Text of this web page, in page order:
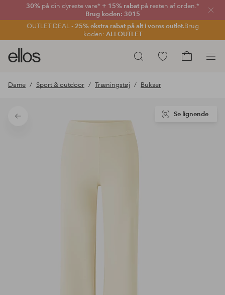
30% på din dyreste vare* + 15% rabatpå resten af orden.*
Brug koden: 3015
OUTLET DEAL - 25% ekstra rabat på alt i vores outlet.Brug
koden: ALLOUTLET
Luk
Søg
Ellos
logo
gå
forsiden
Gå
Dame Sport & outdoor Træningstøj Bukser
Tilbage
Se lignende